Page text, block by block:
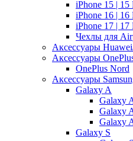
iPhone 15 | 15
iPhone 16 | 16
iPhone 17 | 17
Чехлы для
Аксессуары
Аксессуары
OnePlus Nord
Аксессуары
Galaxy A
Galaxy
Galaxy
Galaxy
Galaxy S